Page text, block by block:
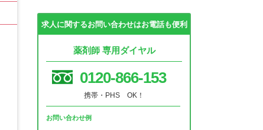
求人に関するお問い合わせはお電話も便利
薬剤師 専用ダイヤル
0120-866-153
携帯・PHS OK！
お問い合わせ例